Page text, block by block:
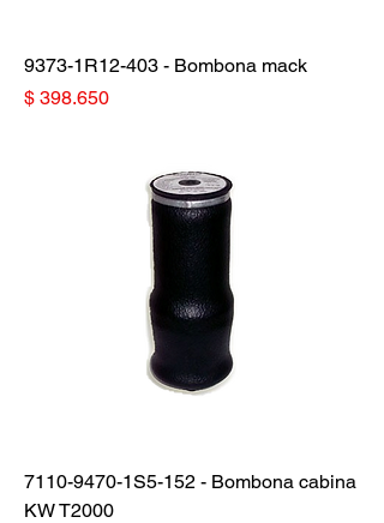
9373-1R12-403 - Bombona mack
Precio
$ 398.650
7110-9470-1S5-152 - Bombona cabina
KW T2000